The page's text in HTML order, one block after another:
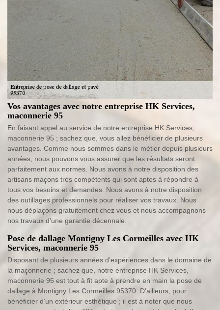
Vos avantages avec notre entreprise HK Services,
maconnerie 95
En faisant appel au service de notre entreprise HK Services,
maconnerie 95 ; sachez que, vous allez bénéficier de plusieurs
avantages. Comme nous sommes dans le métier depuis plusieurs
années, nous pouvons vous assurer que les résultats seront
parfaitement aux normes. Nous avons à notre disposition des
artisans maçons très compétents qui sont aptes à répondre à
tous vos besoins et demandes. Nous avons à notre disposition
des outillages professionnels pour réaliser vos travaux. Nous
nous déplaçons gratuitement chez vous et nous accompagnons
nos travaux d’une garantie décennale.
Pose de dallage Montigny Les Cormeilles avec HK
Services, maconnerie 95
Disposant de plusieurs années d’expériences dans le domaine de
la maçonnerie ; sachez que, notre entreprise HK Services,
maconnerie 95 est tout à fit apte à prendre en main la pose de
dallage à Montigny Les Cormeilles 95370. D’ailleurs, pour
bénéficier d’un extérieur esthétique ; il est à noter que nous